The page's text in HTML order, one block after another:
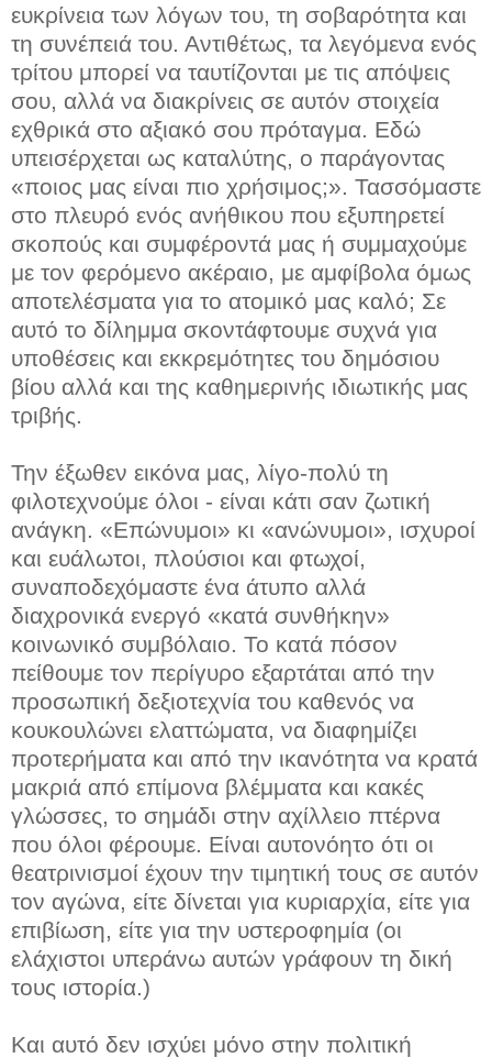
ευκρίνεια των λόγων του, τη σοβαρότητα και
τη συνέπειά του. Αντιθέτως, τα λεγόμενα ενός
τρίτου μπορεί να ταυτίζονται με τις απόψεις
σου, αλλά να διακρίνεις σε αυτόν στοιχεία
εχθρικά στο αξιακό σου πρόταγμα. Εδώ
υπεισέρχεται ως καταλύτης, ο παράγοντας
«ποιος μας είναι πιο χρήσιμος;». Τασσόμαστε
στο πλευρό ενός ανήθικου που εξυπηρετεί
σκοπούς και συμφέροντά μας ή συμμαχούμε
με τον φερόμενο ακέραιο, με αμφίβολα όμως
αποτελέσματα για το ατομικό μας καλό; Σε
αυτό το δίλημμα σκοντάφτουμε συχνά για
υποθέσεις και εκκρεμότητες του δημόσιου
βίου αλλά και της καθημερινής ιδιωτικής μας
τριβής.
Την έξωθεν εικόνα μας, λίγο-πολύ τη
φιλοτεχνούμε όλοι - είναι κάτι σαν ζωτική
ανάγκη. «Επώνυμοι» κι «ανώνυμοι», ισχυροί
και ευάλωτοι, πλούσιοι και φτωχοί,
συναποδεχόμαστε ένα άτυπο αλλά
διαχρονικά ενεργό «κατά συνθήκην»
κοινωνικό συμβόλαιο. Το κατά πόσον
πείθουμε τον περίγυρο εξαρτάται από την
προσωπική δεξιοτεχνία του καθενός να
κουκουλώνει ελαττώματα, να διαφημίζει
προτερήματα και από την ικανότητα να κρατά
μακριά από επίμονα βλέμματα και κακές
γλώσσες, το σημάδι στην αχίλλειο πτέρνα
που όλοι φέρουμε. Είναι αυτονόητο ότι οι
θεατρινισμοί έχουν την τιμητική τους σε αυτόν
τον αγώνα, είτε δίνεται για κυριαρχία, είτε για
επιβίωση, είτε για την υστεροφημία (οι
ελάχιστοι υπεράνω αυτών γράφουν τη δική
τους ιστορία.)
Και αυτό δεν ισχύει μόνο στην πολιτική